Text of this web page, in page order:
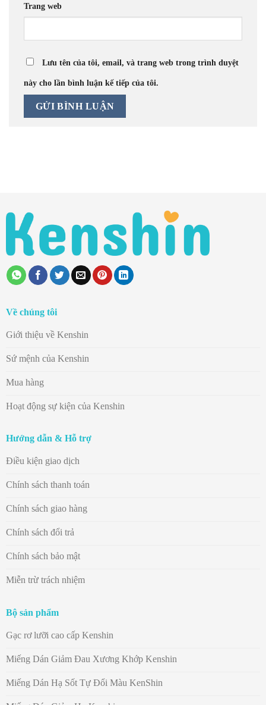
Trang web
Lưu tên của tôi, email, và trang web trong trình duyệt
này cho lần bình luận kế tiếp của tôi.
Về chúng tôi
Giới thiệu về Kenshin
Sứ mệnh của Kenshin
Mua hàng
Hoạt động sự kiện của Kenshin
Hướng dẫn & Hỗ trợ
Điều kiện giao dịch
Chính sách thanh toán
Chính sách giao hàng
Chính sách đổi trả
Chính sách bảo mật
Miễn trừ trách nhiệm
Bộ sản phẩm
Gạc rơ lưỡi cao cấp Kenshin
Miếng Dán Giảm Đau Xương Khớp Kenshin
Miếng Dán Hạ Sốt Tự Đổi Màu KenShin